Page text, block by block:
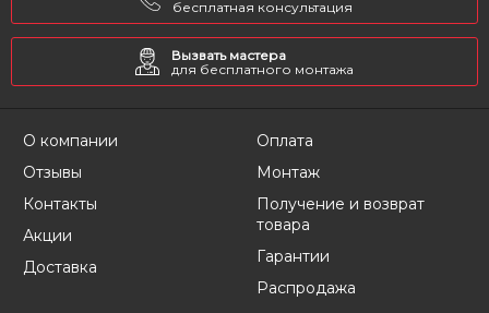
бесплатная консультация
Вызвать мастера
для бесплатного монтажа
О компании
Отзывы
Контакты
Акции
Доставка
Оплата
Монтаж
Получение и возврат
товара
Гарантии
Распродажа